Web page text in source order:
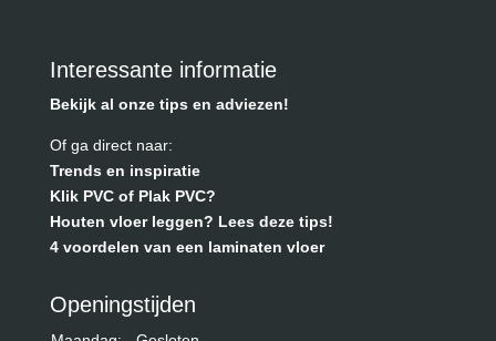
Interessante informatie
Bekijk al onze tips en adviezen!
Of ga direct naar:
Trends en inspiratie
Klik PVC of Plak PVC?
Houten vloer leggen? Lees deze tips!
4 voordelen van een laminaten vloer
Openingstijden